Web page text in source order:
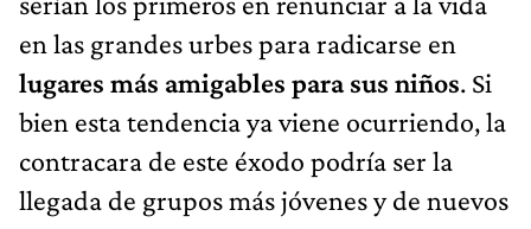
en las grandes urbes para radicarse en
lugares más amigables para sus niños. Si
bien esta tendencia ya viene ocurriendo, la
contracara de este éxodo podría ser la
llegada de grupos más jóvenes y de nuevos